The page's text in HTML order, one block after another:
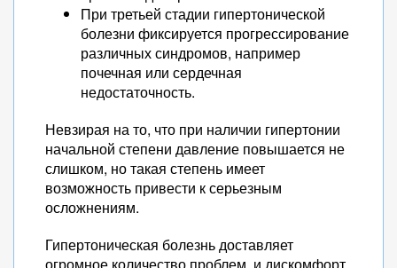
При третьей стадии гипертонической
болезни фиксируется прогрессирование
различных синдромов, например
почечная или сердечная
недостаточность.
Невзирая на то, что при наличии гипертонии
начальной степени давление повышается не
слишком, но такая степень имеет
возможность привести к серьезным
осложнениям.
Гипертоническая болезнь доставляет